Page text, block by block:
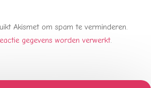
Akismet om spam te verminderen.
gegevens worden verwerkt.